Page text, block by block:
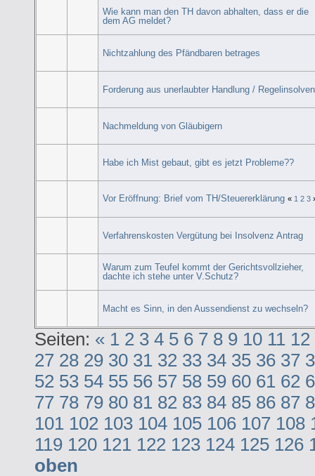
Wie kann man den TH davon abhalten, dass er die
dem AG meldet?
Nichtzahlung des Pfändbaren betrages
Forderung aus unerlaubter Handlung /
Nachmeldung von Gläubigern
Habe ich Mist gebaut, gibt es jetzt Probleme??
Vor Eröffnung: Brief vom TH/Steuererklärung « 1 2 3
Verfahrenskosten Vergütung bei Insolvenz Antrag
Warum zum Teufel kommt der Gerichtsvollzieher,
dachte ich stehe unter V.Schutz?
Macht es Sinn, in den Aussendienst zu wechseln?
Seiten: « 1 2 3 4 5 6 7 8 9 10 11 12
27 28 29 30 31 32 33 34 35 36 37
52 53 54 55 56 57 58 59 60 61 62
77 78 79 80 81 82 83 84 85 86 87
101 102 103 104 105 106 107 108
119 120 121 122 123 124 125 126
oben